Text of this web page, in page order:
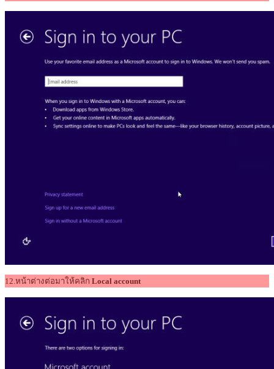
12.หน้าต่างต่อมาให้คลิก Local account